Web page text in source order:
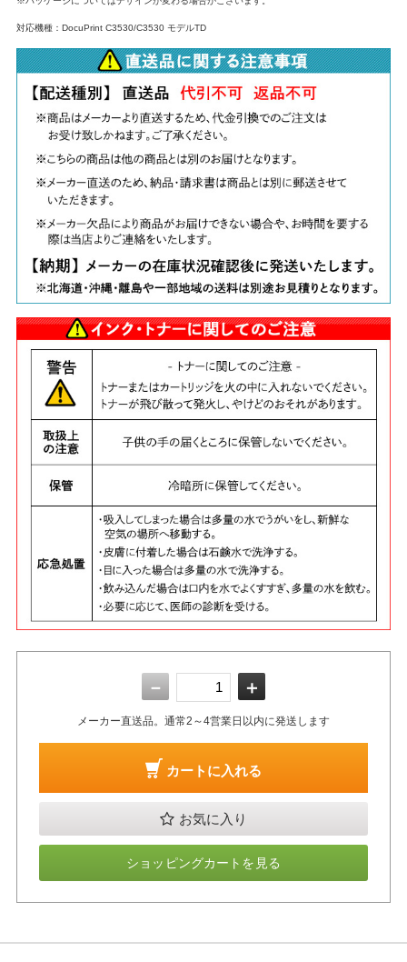
対応機種：DocuPrint C3530/C3530 モデルTD
－ ＋
メーカー直送品。通常2～4営業日以内に発送します
カートに入れる
お気に入り
ショッピングカートを見る